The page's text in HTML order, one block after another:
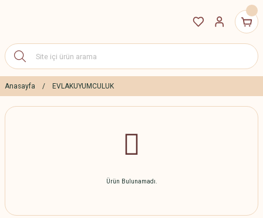
Anasayfa EVLAKUYUMCULUK
Ürün Bulunamadı.